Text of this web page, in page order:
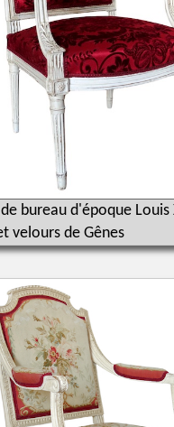
bureau d'époque Louis
velours de Gênes